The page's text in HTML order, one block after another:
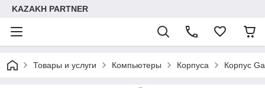
KAZAKH PARTNER
Товары и услуги Компьютеры Корпуса Корпус